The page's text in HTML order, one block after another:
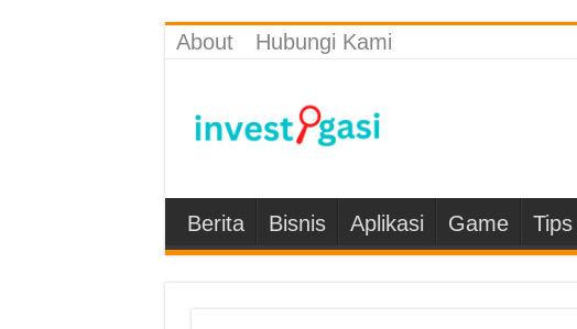
About Hubungi Kami
Berita Bisnis Aplikasi Game